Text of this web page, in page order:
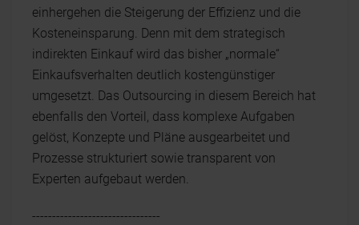
einhergehen die Steigerung der Effizienz und die
Kosteneinsparung. Denn mit dem strategisch
indirekten Einkauf wird das bisher „normale“
Einkaufsverhalten deutlich kostengünstiger
umgesetzt. Das Outsourcing in diesem Bereich hat
ebenfalls den Vorteil, dass komplexe Aufgaben
gelöst, Konzepte und Pläne ausgearbeitet und
Prozesse strukturiert sowie transparent von
Experten aufgebaut werden.
--------------------------------